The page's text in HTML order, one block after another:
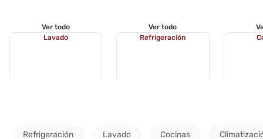
Ver todo
Lavado
Ver todo
Refrigeración
Refrigeración Lavado Cocinas